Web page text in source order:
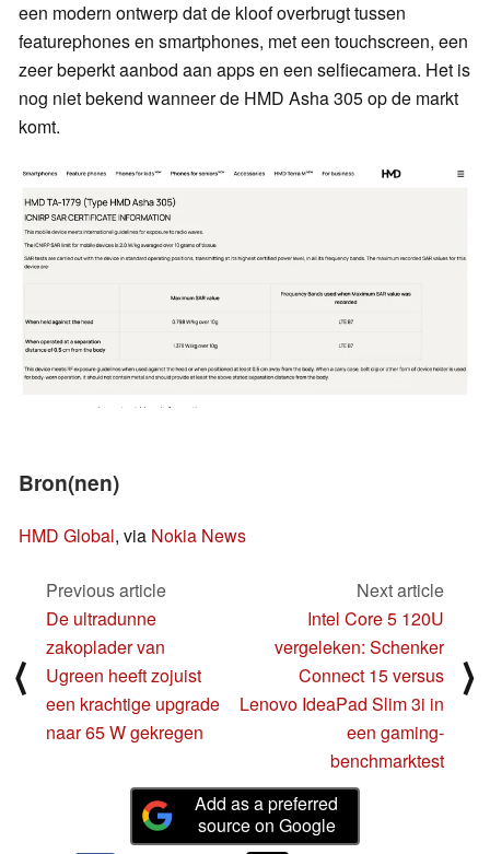
een modern ontwerp dat de kloof overbrugt tussen
featurephones en smartphones, met een touchscreen, een
zeer beperkt aanbod aan apps en een selfiecamera. Het is
nog niet bekend wanneer de HMD Asha 305 op de markt
komt.
Bron(nen)
HMD Global, via Nokia News
⟨
Previous article
De ultradunne
zakoplader van
Ugreen heeft zojuist
een krachtige upgrade
naar 65 W gekregen
Next article
Intel Core 5 120U
vergeleken: Schenker
Connect 15 versus
Lenovo IdeaPad Slim 3i in
een gaming-
benchmarktest
⟩
Add as a preferred
source on Google